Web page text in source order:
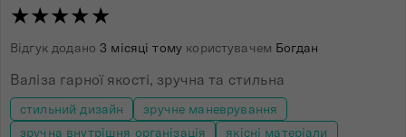
★★★★★
Відгук додано3 місяці тому користувачем Богдан
Валіза гарної якості, зручна та стильна
стильний дизайн
зручне маневрування
зручна внутрішня організація
якісні матеріали